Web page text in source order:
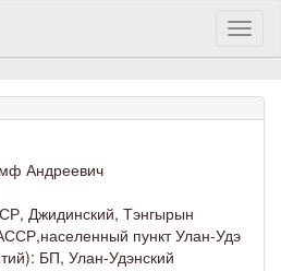
Андреевич
Джидинский, Тэнгырын
пункт Улан-Удэ
БП, Улан-Удэнский